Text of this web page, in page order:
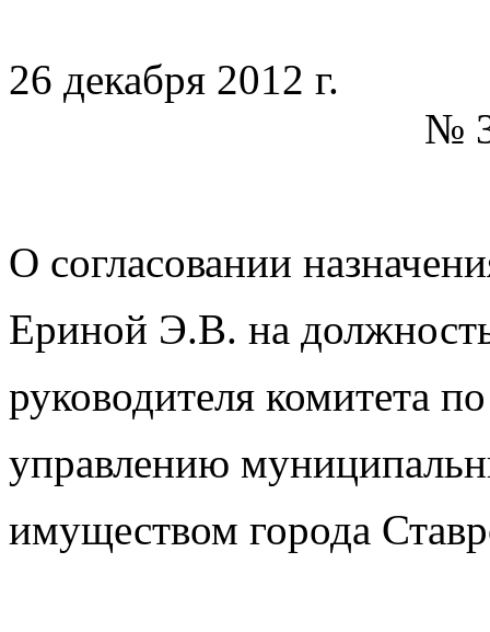
26 декабря 2012 г.
№
О согласовании
Ериной Э.В. на
руководителя комитета по
управлению
имуществом города